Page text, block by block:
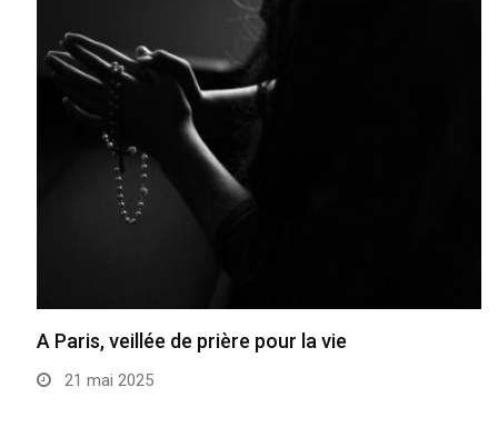
A Paris, veillée de prière pour la vie
21 mai 2025